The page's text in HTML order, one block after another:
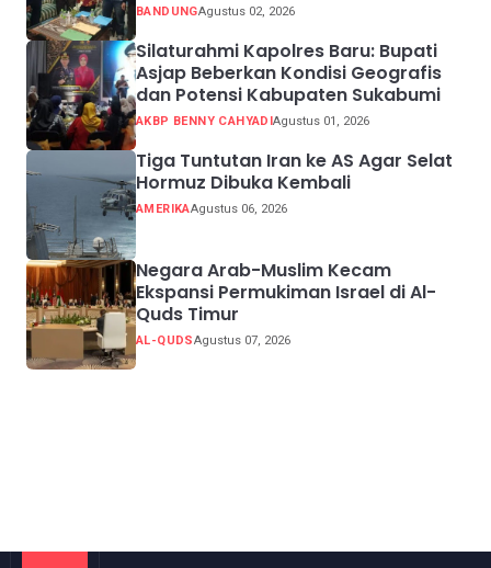
BANDUNGAgustus 02, 2026
Silaturahmi Kapolres Baru: Bupati
Asjap Beberkan Kondisi Geografis
dan Potensi Kabupaten Sukabumi
AKBP BENNY CAHYADIAgustus 01, 2026
Tiga Tuntutan Iran ke AS Agar Selat
Hormuz Dibuka Kembali
AMERIKAAgustus 06, 2026
Negara Arab-Muslim Kecam
Ekspansi Permukiman Israel di Al-
Quds Timur
AL-QUDSAgustus 07, 2026